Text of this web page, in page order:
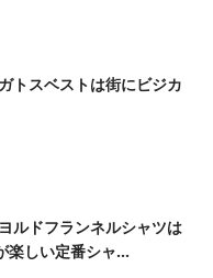
トスベストは街にビジカ
ルドフランネルシャツは
楽しい定番シャ...